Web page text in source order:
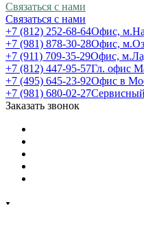
Связаться с нами
Связаться с нами
+7 (812) 252-68-64Офис,
+7 (981) 878-30-28Офис,
+7 (911) 709-35-29Офис,
+7 (812) 447-95-57Гл. офис
+7 (495) 645-23-92Офис в
+7 (981) 680-02-27
Заказать звонок